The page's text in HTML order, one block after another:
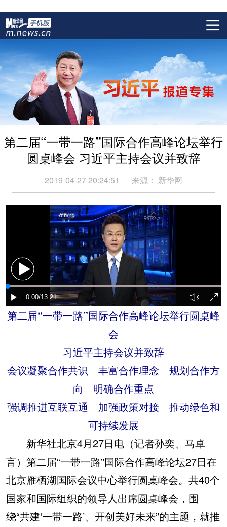
第二届“一带一路”国际合作高峰论坛举行
圆桌峰会 习近平主持会议并致辞
2019-04-27 20:24:51 来源： 新华网
第二届“一带一路”国际合作高峰论坛举行圆桌峰
会
习近平主持会议并致辞
会议凝聚合作共识 丰富合作理念 规划合作方
向 明确合作重点
强调推进互联互通 加强政策对接 推动绿色和
可持续发展
新华社北京4月27日电（记者孙奕、马卓
言）第二届“一带一路”国际合作高峰论坛27日在
北京雁栖湖国际会议中心举行圆桌峰会。共40个
国家和国际组织的领导人出席圆桌峰会，围
绕“共建‘一带一路’、开创美好未来”的主题，就推